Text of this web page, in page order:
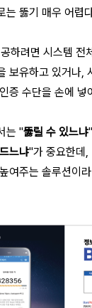
는 뚫기 매우 어렵
하려면 시스템 전
보유하고 있거나,
증 수단을 손에 넣
는 "뚫릴 수 있느냐
느냐"가 중요한데,
여주는 솔루션이